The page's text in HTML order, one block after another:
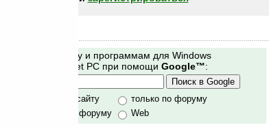
Поиск по сайту и программам для Windows
Mobile и Pocket PC при помощи Google™:
только по сайту
только по форуму
по сайту и форуму
Web